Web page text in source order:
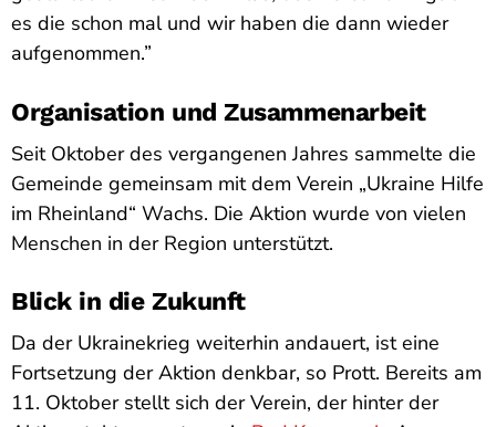
es die schon mal und wir haben die dann wieder
aufgenommen.”
Organisation und Zusammenarbeit
Seit Oktober des vergangenen Jahres sammelte die
Gemeinde gemeinsam mit dem Verein „Ukraine Hilfe
im Rheinland“ Wachs. Die Aktion wurde von vielen
Menschen in der Region unterstützt.
Blick in die Zukunft
Da der Ukrainekrieg weiterhin andauert, ist eine
Fortsetzung der Aktion denkbar, so Prott. Bereits am
11. Oktober stellt sich der Verein, der hinter der